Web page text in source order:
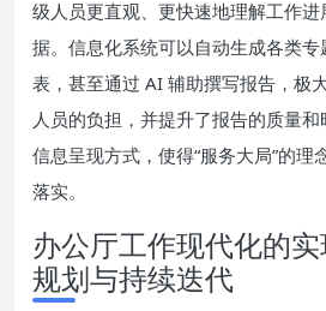
级人员更直观、更快速地理解工作
据。信息化系统可以自动生成各类
表，甚至通过 AI 辅助撰写报告，极
人员的负担，并提升了报告的质量
信息呈现方式，使得“服务大局”的理
落实。
办公厅工作现代化的
规划与持续迭代